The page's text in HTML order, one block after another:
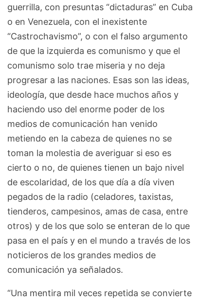
guerrilla, con presuntas “dictaduras” en Cuba
o en Venezuela, con el inexistente
“Castrochavismo”, o con el falso argumento
de que la izquierda es comunismo y que el
comunismo solo trae miseria y no deja
progresar a las naciones. Esas son las ideas,
ideología, que desde hace muchos años y
haciendo uso del enorme poder de los
medios de comunicación han venido
metiendo en la cabeza de quienes no se
toman la molestia de averiguar si eso es
cierto o no, de quienes tienen un bajo nivel
de escolaridad, de los que día a día viven
pegados de la radio (celadores, taxistas,
tienderos, campesinos, amas de casa, entre
otros) y de los que solo se enteran de lo que
pasa en el país y en el mundo a través de los
noticieros de los grandes medios de
comunicación ya señalados.
“Una mentira mil veces repetida se convierte